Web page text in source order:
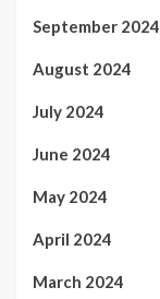
September 2024
August 2024
July 2024
June 2024
May 2024
April 2024
March 2024